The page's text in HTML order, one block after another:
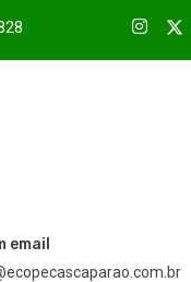
email